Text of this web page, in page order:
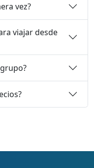
vez?
viajar desde